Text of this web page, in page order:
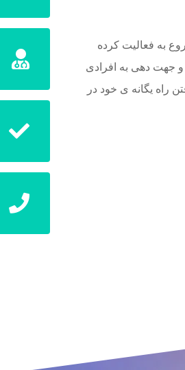
به فعالیت کرده
و جهت دهی به افرادی
راه یگانه ی خود در